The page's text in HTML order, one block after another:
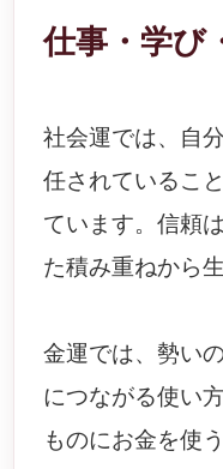
仕事・学び
社会運では、自
任されているこ
ています。信頼
た積み重ねから
金運では、勢い
につながる使い
ものにお金を使